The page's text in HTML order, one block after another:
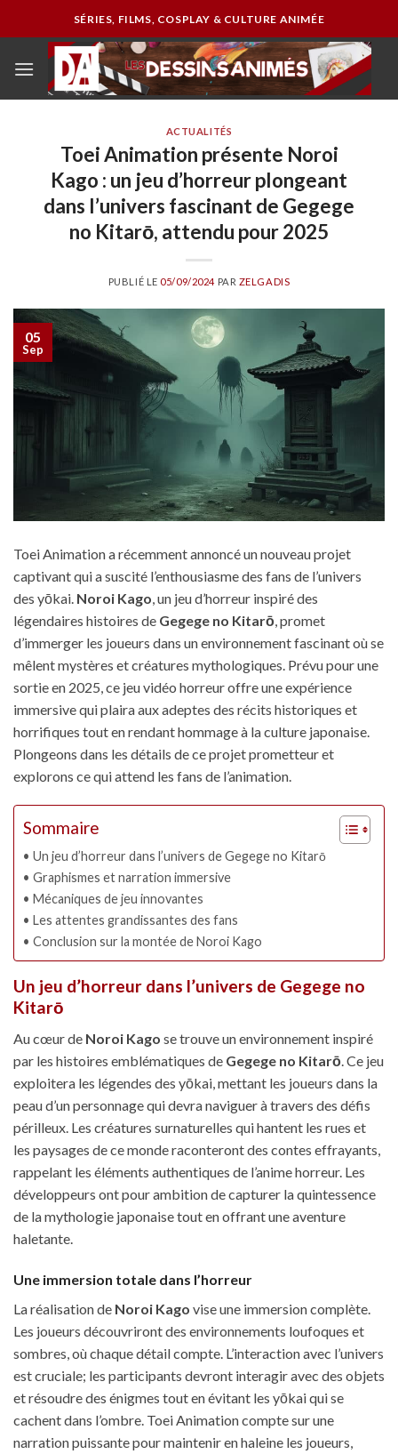
SÉRIES, FILMS, COSPLAY & CULTURE ANIMÉE
ACTUALITÉS
Toei Animation présente Noroi
Kago : un jeu d’horreur plongeant
dans l’univers fascinant de Gegege
no Kitarō, attendu pour 2025
PUBLIÉ LE 05/09/2024 PAR ZELGADIS
05
Sep
Toei Animation a récemment annoncé un nouveau projet
captivant qui a suscité l’enthousiasme des fans de l’univers
des yōkai. Noroi Kago , un jeu d’horreur inspiré des
légendaires histoires de Gegege no Kitarō , promet
d’immerger les joueurs dans un environnement fascinant où se
mêlent mystères et créatures mythologiques. Prévu pour une
sortie en 2025, ce jeu vidéo horreur offre une expérience
immersive qui plaira aux adeptes des récits historiques et
horrifiques tout en rendant hommage à la culture japonaise.
Plongeons dans les détails de ce projet prometteur et
explorons ce qui attend les fans de l’animation.
Sommaire
Un jeu d’horreur dans l’univers de Gegege no Kitarō
Graphismes et narration immersive
Mécaniques de jeu innovantes
Les attentes grandissantes des fans
Conclusion sur la montée de Noroi Kago
Un jeu d’horreur dans l’univers de Gegege no
Kitarō
Au cœur de Noroi Kago se trouve un environnement inspiré
par les histoires emblématiques de Gegege no Kitarō. Ce jeu
exploitera les légendes des yōkai, mettant les joueurs dans la
peau d’un personnage qui devra naviguer à travers des défis
périlleux. Les créatures surnaturelles qui hantent les rues et
les paysages de ce monde raconteront des contes effrayants,
rappelant les éléments authentiques de l’anime horreur. Les
développeurs ont pour ambition de capturer la quintessence
de la mythologie japonaise tout en offrant une aventure
haletante.
Une immersion totale dans l’horreur
La réalisation de Noroi Kago vise une immersion complète.
Les joueurs découvriront des environnements loufoques et
sombres, où chaque détail compte. L’interaction avec l’univers
est cruciale; les participants devront interagir avec des objets
et résoudre des énigmes tout en évitant les yōkai qui se
cachent dans l’ombre. Toei Animation compte sur une
narration puissante pour maintenir en haleine les joueurs,